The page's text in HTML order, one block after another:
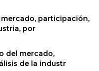
mercado, participación,
por
del mercado,
de la industr